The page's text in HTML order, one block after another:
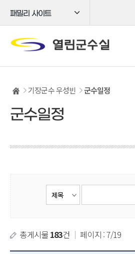
패밀리 사이트
기장군수 우성빈 군수일정
군수일정
총게시물 183건 ｜ 페이지 : 7/19